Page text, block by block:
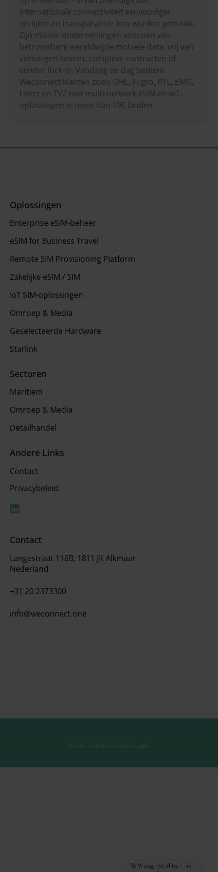
internationale connectiviteit eenvoudiger,
eerlijker en transparanter kon worden gemaakt.
Zijn missie: ondernemingen voorzien van
betrouwbare wereldwijde mobiele data, vrij van
verborgen kosten, complexe contracten of
vendor lock-in. Vandaag de dag bedient
Weconnect klanten zoals DHL, Fugro, RTL, EMG,
Hertz en TV2 met multi-netwerk eSIM en IoT-
oplossingen in meer dan 195 landen.
Oplossingen
Enterprise eSIM-beheer
eSIM for Business Travel
Remote SIM Provisioning Platform
Zakelijke eSIM / SIM
IoT SIM-oplossingen
Omroep & Media
Geselecteerde Hardware
Starlink
Sectoren
Maritiem
Omroep & Media
Detailhandel
Andere Links
Contact
Privacybeleid
Contact
Langestraat 116B, 1811 JK Alkmaar
Nederland
+31 20 2373300
info@weconnect.one
🚀 Vraag me alles — ik
© Alle rechten voorbehouden